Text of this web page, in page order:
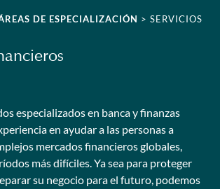
DE ESPECIALIZACIÓN > SERVICIOS
especializados en banca y finanzas
en ayudar a las personas a
mercados financieros globales,
más difíciles. Ya sea para proteger
su negocio para el futuro, podemos